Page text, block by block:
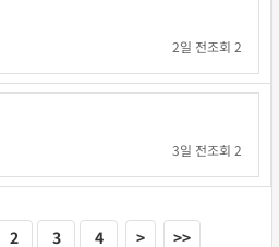
2일 전조회 2
3일 전조회 2
2 3 4 > >>